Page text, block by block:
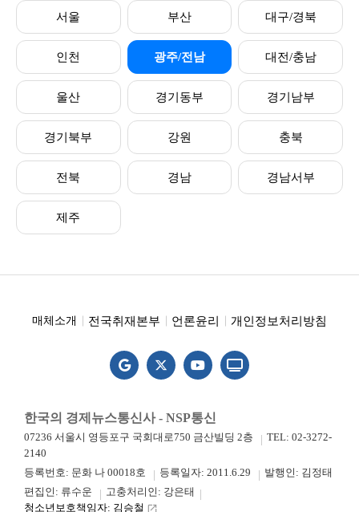
서울 부산 대구/경북
인천 광주/전남 대전/충남
울산 경기동부 경기남부
경기북부 강원 충북
전북 경남 경남서부
제주
매체소개 전국취재본부 언론윤리 개인정보처리방침
한국의 경제뉴스통신사 - NSP통신
07236 서울시 영등포구 국회대로750 금산빌딩 2층
TEL: 02-3272-
2140
등록번호: 문화 나 00018호
등록일자: 2011.6.29
발행인: 김정태
편집인: 류수운
고충처리인: 강은태
청소년보호책임자: 김승철 launch